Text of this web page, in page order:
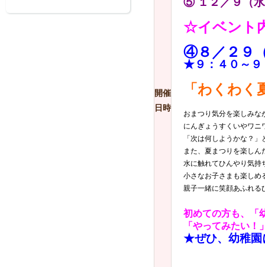
開催
日時
☆イベント
④８／２９
★９：４０～
「わくわ
おまつり気分を楽しみな
にんぎょうすくいやワニ
「次は何しようかな？
また、夏まつりを楽し
水に触れてひんやり気持
小さなお子さまも楽しめ
親子一緒に笑顔あふれる
初めての方も、「
「やってみたい
★ぜひ、幼稚園